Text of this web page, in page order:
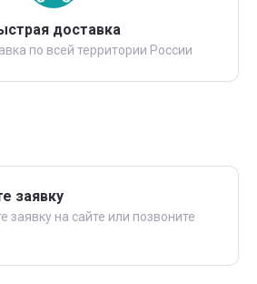
доставка
по всей территории России
заявку
заявку на сайте или позвоните